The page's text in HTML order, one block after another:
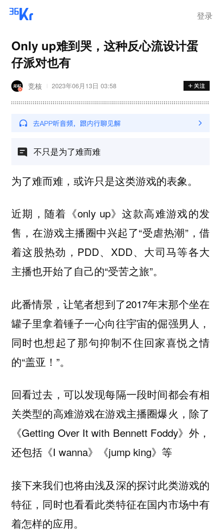
登录
Only up难到哭，这种反心流设计蛋
仔派对也有
竞核 2023年06月13日 03:58
不只是为了难而难
为了难而难，或许只是这类游戏的表象。
近期，随着《only up》这款高难游戏的发
售，在游戏主播圈中兴起了“受虐热潮”，借
着这股热劲，PDD、XDD、大司马等各大
主播也开始了自己的“受苦之旅”。
此番情景，让笔者想到了2017年末那个坐在
罐子里拿着锤子一心向往宇宙的倔强男人，
同时也想起了那句抑制不住回家喜悦之情
的“盖亚！”。
回看过去，可以发现每隔一段时间都会有相
关类型的高难游戏在游戏主播圈爆火，除了
《Getting Over It with Bennett Foddy》外，
还包括《I wanna》《jump king》等
接下来我们也将由浅及深的探讨此类游戏的
特征，同时也看看此类特征在国内市场中有
着怎样的应用。